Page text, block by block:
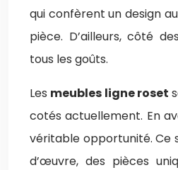
qui confèrent un design
pièce. D’ailleurs, côté
tous les goûts.
Les meubles ligne roset
cotés actuellement. En
véritable opportunité. Ce
d’œuvre, des pièces